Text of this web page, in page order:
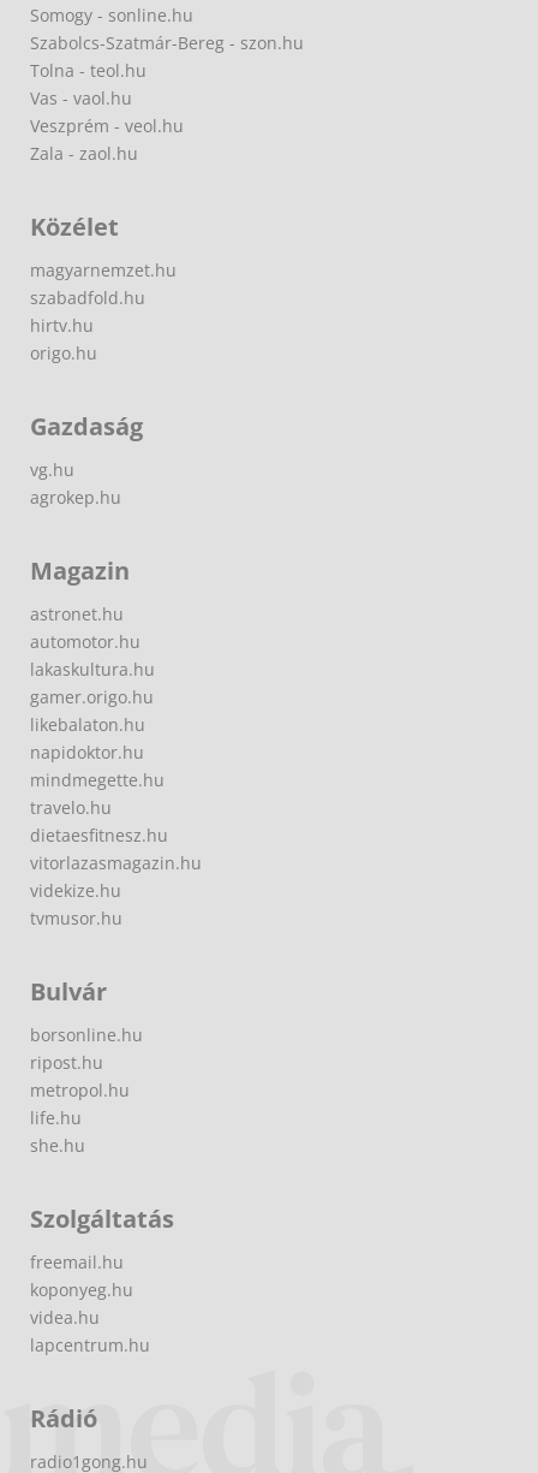
Somogy - sonline.hu
Szabolcs-Szatmár-Bereg - szon.hu
Tolna - teol.hu
Vas - vaol.hu
Veszprém - veol.hu
Zala - zaol.hu
Közélet
magyarnemzet.hu
szabadfold.hu
hirtv.hu
origo.hu
Gazdaság
vg.hu
agrokep.hu
Magazin
astronet.hu
automotor.hu
lakaskultura.hu
gamer.origo.hu
likebalaton.hu
napidoktor.hu
mindmegette.hu
travelo.hu
dietaesfitnesz.hu
vitorlazasmagazin.hu
videkize.hu
tvmusor.hu
Bulvár
borsonline.hu
ripost.hu
metropol.hu
life.hu
she.hu
Szolgáltatás
freemail.hu
koponyeg.hu
videa.hu
lapcentrum.hu
Rádió
radio1gong.hu